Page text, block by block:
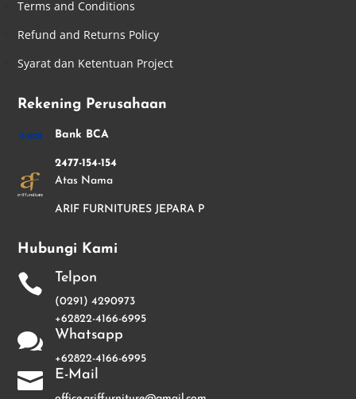
Terms and Conditions
Refund and Returns Policy
Syarat dan Ketentuan Project
Rekening Perusahaan
Bank BCA
2477-154-154
Atas Nama
ARIF FURNITURES JEPARA P
Hubungi Kami
 Telpon
(0291) 4290973
+62822-4166-6995
 Whatsapp
+62822-4166-6995
 E-Mail